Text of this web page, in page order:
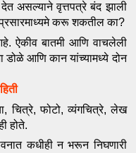
असल्याने वृत्तपत्रे बंद झाली
प्रसारमाध्यमे करू शकतील का?
ऐकीव बातमी आणि वाचलेली
आणि कान यांच्यामध्ये दोन
चित्रे, फोटो, व्यंगचित्रे, लेख
होते.
कधीही न भरून निघणारी